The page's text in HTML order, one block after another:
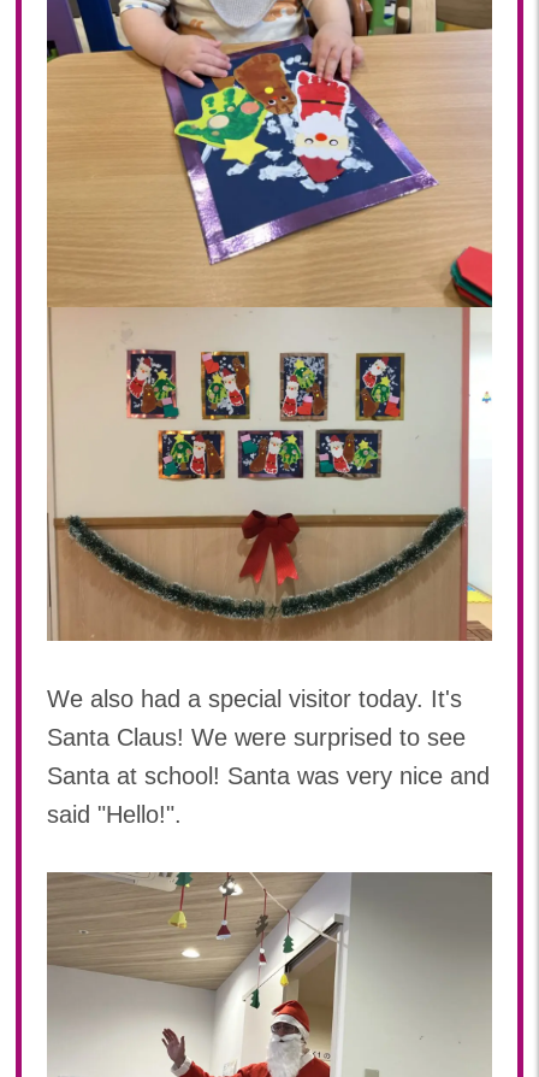
We also had a special visitor today. It's
Santa Claus! We were surprised to see
Santa at school! Santa was very nice and
said "Hello!".